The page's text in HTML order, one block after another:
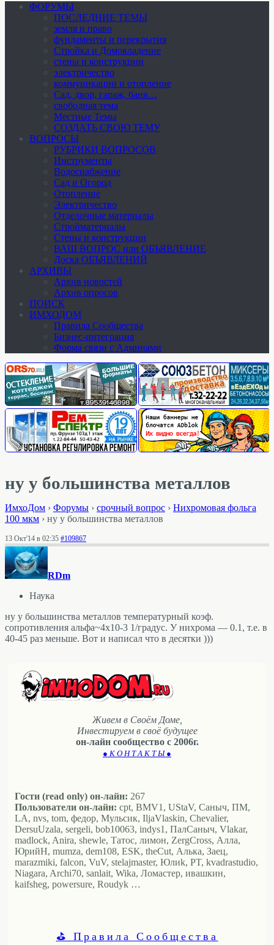
ФОРУМЫ
ПОСЛЕДНИЕ ТЕМЫ
земля и право
фундаменты и перекрытия
Стройка и Домовладение
стены и конструкции
электричество
коммуникации и отопление
Cад, двор, гараж, баня…
свободная тема
Местные Темы
СОЗДАТЬ СВОЮ ТЕМУ
ВОПРОСЫ
РУБРИКИ ВОПРОСОВ
Инструменты
Водоснабжение
Сад и Огород
Отопление
Электричество
Отделочные материалы
Стройматериалы
Стены и конструкции
ВАШ ВОПРОС или ОБЪЯВЛЕНИЕ
Доска ОБЪЯВЛЕНИЙ
АРХИВЫ
Архив новостей
Архив опросов
ПОИСК
ИМХОДОМ
Правила Сообщества
Бизнес-интеграция
Форма связи с Админами
ну у большинства металлов
ИмхоДом › Форумы › срочный вопрос › Нихромовая фольга
100 мкм › ну у большинства металлов
13 Окт'14 в 02:35 #109867
RDm
Наука
ну у большинства металлов температурный коэф.
сопротивления альфа~4х10-3 1/градус. У нихрома — 0.1, т.е. в
40-45 раз меньше. Вот и написал что в десятки )))
Живем в Своём Доме,
Инвестируем в своё будущее
он-лайн сообщество с 2006г.
● К О Н Т А К Т Ы ●
Гости (read only) он-лайн: 267
Пользователи он-лайн: cpt, BMV1, UStaV, Саныч, ПМ,
LA, nvs, tom, федор, Мульсик, IljaVlaskin, Chevalier,
DersuUzala, sergeli, bob10063, indys1, ПалСаныч, Vlakar,
madlock, Anira, shewle, Татос, лимон, ZergCross, Алла,
ЮрийН, mumza, dem108, ESK, theCut, Алька, Заец,
marazmiki, falcon, VuV, stelajmaster, Юлиk, PT, kvadrastudio,
Niagara, Archi70, sanlait, Wika, Ломастер, ивашкин,
kaifsheg, powersure, Roudyk …
⛳ Правила Сообщества